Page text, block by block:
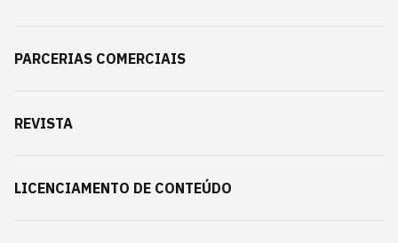
PARCERIAS COMERCIAIS
REVISTA
LICENCIAMENTO DE CONTEÚDO